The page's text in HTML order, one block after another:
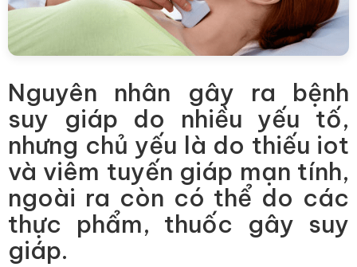
Nguyên nhân gây ra bệnh
suy giáp do nhiều yếu tố,
nhưng chủ yếu là do thiếu iot
và viêm tuyến giáp mạn tính,
ngoài ra còn có thể do các
thực phẩm, thuốc gây suy
giáp.